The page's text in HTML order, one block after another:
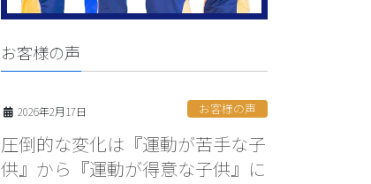
お客様の声
2026年2月17日 お客様の声
圧倒的な変化は『運動が苦手な子
供』から『運動が得意な子供』に